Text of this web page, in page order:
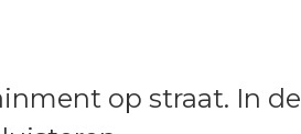
op straat. In de